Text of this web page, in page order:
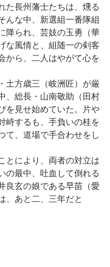
た長州藩士たちは、燻る
んな中、新選組一番隊組
降られ、芸妓の玉勇（華
な風情と、組随一の剣客
から、二人はやがて心を
土方歳三（岐洲匠）が厳
、総長・山南敬助（田村
を見せ始めていた。片や
峙するも、手負いの桂を
て、道場で手合わせをし
とにより、両者の対立は
の最中、吐血して倒れる
良玄の娘である早苗（愛
、あと二、三年だと